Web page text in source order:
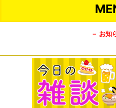
－ お知